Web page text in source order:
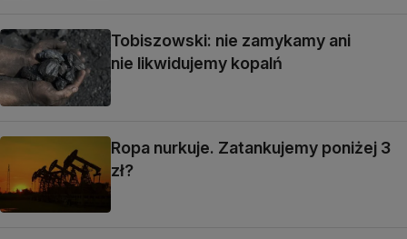
Tobiszowski: nie zamykamy ani
nie likwidujemy kopalń
Ropa nurkuje. Zatankujemy poniżej 3
zł?